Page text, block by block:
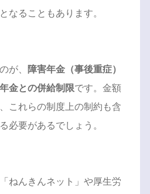
なることもあります。
が、
障害年金（事後重症）
金との併給制限です。金額
これらの制度上の制約も含
必要があるでしょう。
ねんきんネット」や厚生労